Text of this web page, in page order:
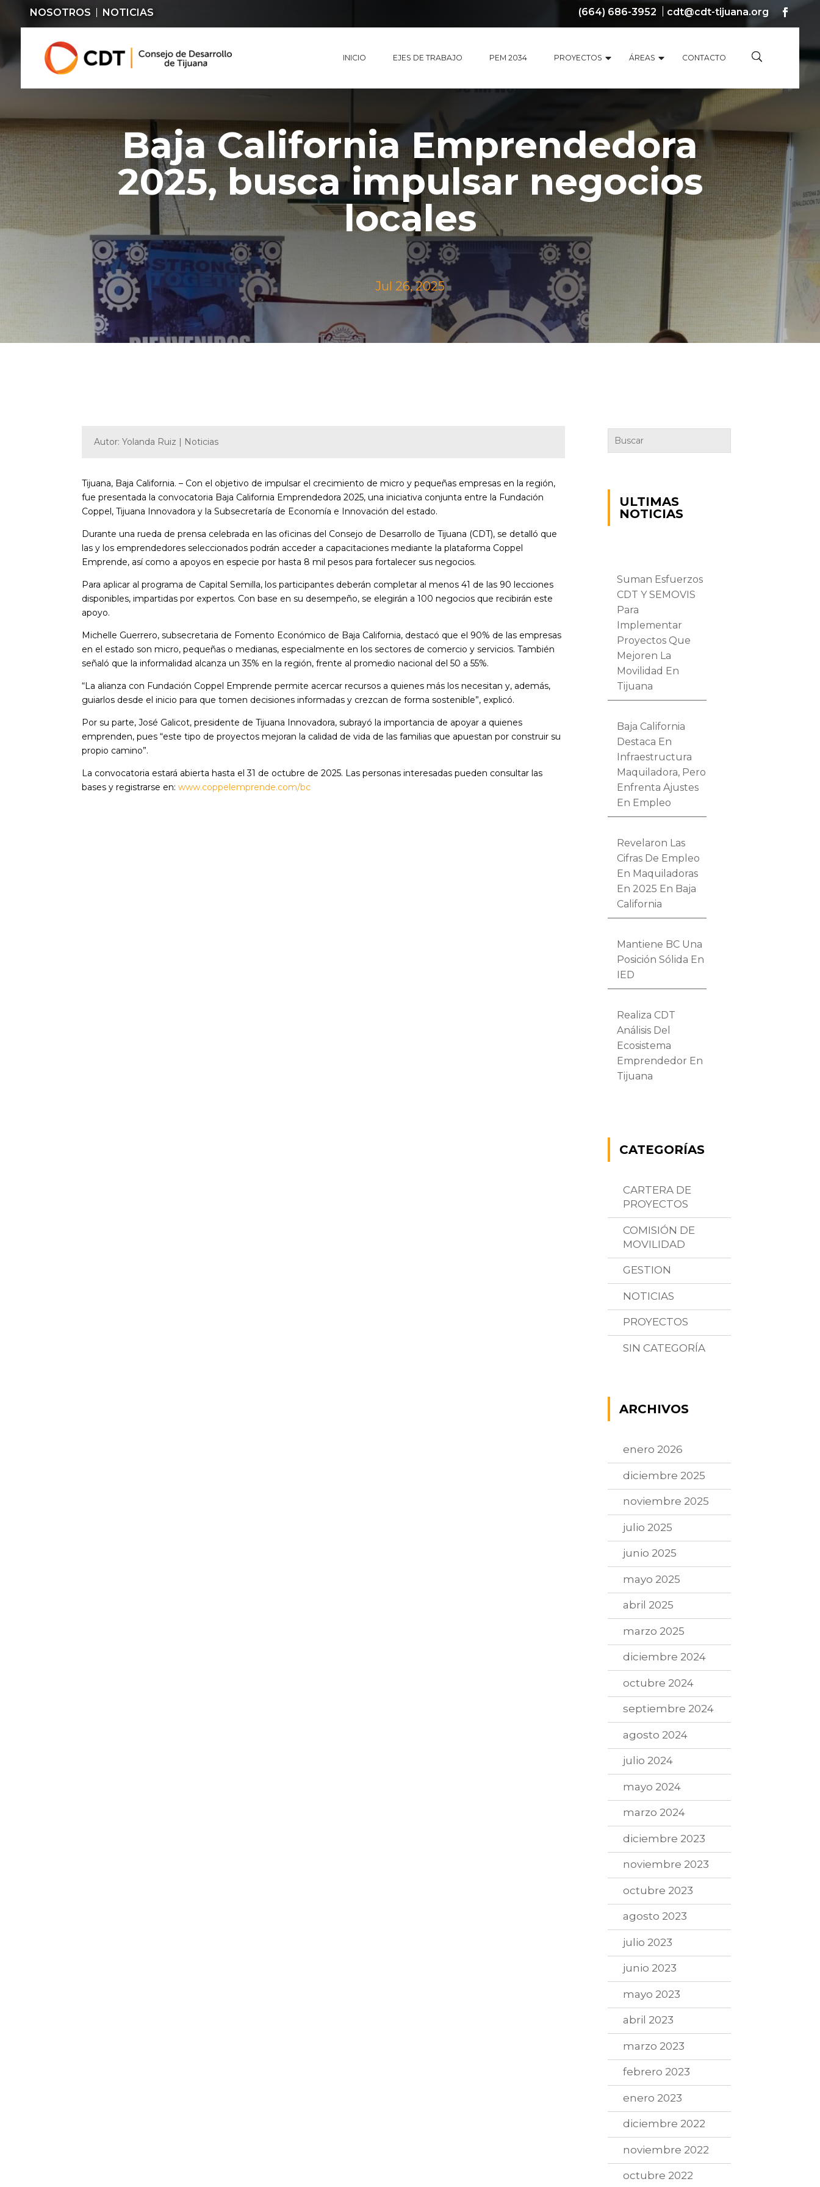
(664) 686-3952 cdt@cdt-tijuana.org
NOSOTROS NOTICIAS
INICIO EJES DE TRABAJO PEM 2034 PROYECTOS ÁREAS CONTACTO
Baja California Emprendedora
2025, busca impulsar negocios
locales
Jul 26, 2025
Autor: Yolanda Ruiz | Noticias
Tijuana, Baja California. – Con el objetivo de impulsar el crecimiento de micro y pequeñas empresas en la región,
fue presentada la convocatoria Baja California Emprendedora 2025, una iniciativa conjunta entre la Fundación
Coppel, Tijuana Innovadora y la Subsecretaría de Economía e Innovación del estado.
Durante una rueda de prensa celebrada en las oficinas del Consejo de Desarrollo de Tijuana (CDT), se detalló que
las y los emprendedores seleccionados podrán acceder a capacitaciones mediante la plataforma Coppel
Emprende, así como a apoyos en especie por hasta 8 mil pesos para fortalecer sus negocios.
Para aplicar al programa de Capital Semilla, los participantes deberán completar al menos 41 de las 90 lecciones
disponibles, impartidas por expertos. Con base en su desempeño, se elegirán a 100 negocios que recibirán este
apoyo.
Michelle Guerrero, subsecretaria de Fomento Económico de Baja California, destacó que el 90% de las empresas
en el estado son micro, pequeñas o medianas, especialmente en los sectores de comercio y servicios. También
señaló que la informalidad alcanza un 35% en la región, frente al promedio nacional del 50 a 55%.
“La alianza con Fundación Coppel Emprende permite acercar recursos a quienes más los necesitan y, además,
guiarlos desde el inicio para que tomen decisiones informadas y crezcan de forma sostenible”, explicó.
Por su parte, José Galicot, presidente de Tijuana Innovadora, subrayó la importancia de apoyar a quienes
emprenden, pues “este tipo de proyectos mejoran la calidad de vida de las familias que apuestan por construir su
propio camino”.
La convocatoria estará abierta hasta el 31 de octubre de 2025. Las personas interesadas pueden consultar las
bases y registrarse en:www.coppelemprende.com/bc
ULTIMAS
NOTICIAS
Suman Esfuerzos
CDT Y SEMOVIS
Para
Implementar
Proyectos Que
Mejoren La
Movilidad En
Tijuana
Baja California
Destaca En
Infraestructura
Maquiladora, Pero
Enfrenta Ajustes
En Empleo
Revelaron Las
Cifras De Empleo
En Maquiladoras
En 2025 En Baja
California
Mantiene BC Una
Posición Sólida En
IED
Realiza CDT
Análisis Del
Ecosistema
Emprendedor En
Tijuana
CATEGORÍAS
CARTERA DE
PROYECTOS
COMISIÓN DE
MOVILIDAD
GESTION
NOTICIAS
PROYECTOS
SIN CATEGORÍA
ARCHIVOS
enero 2026
diciembre 2025
noviembre 2025
julio 2025
junio 2025
mayo 2025
abril 2025
marzo 2025
diciembre 2024
octubre 2024
septiembre 2024
agosto 2024
julio 2024
mayo 2024
marzo 2024
diciembre 2023
noviembre 2023
octubre 2023
agosto 2023
julio 2023
junio 2023
mayo 2023
abril 2023
marzo 2023
febrero 2023
enero 2023
diciembre 2022
noviembre 2022
octubre 2022